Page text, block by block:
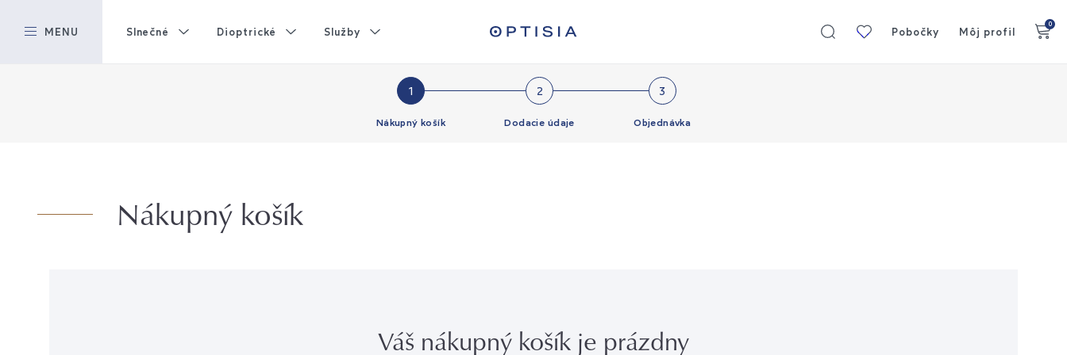
MENU Slnečné Dioptrické Služby
Moja
Pobočky Môj profil
0
1
Nákupný košík
2
Dodacie údaje
3
Objednávka
Nákupný košík
Váš nákupný košík je prázdny